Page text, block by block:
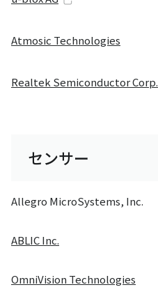
Atmosic Technologies
Realtek Semiconductor Corp.
センサー
Allegro MicroSystems, Inc.
ABLIC Inc.
OmniVision Technologies